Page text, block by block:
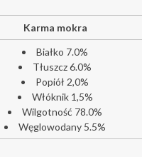
Karma mokra
Białko 7.0%
Tłuszcz 6.0%
Popiół 2,0%
Włóknik 1,5%
Wilgotność 78.0%
Węglowodany 5.5%